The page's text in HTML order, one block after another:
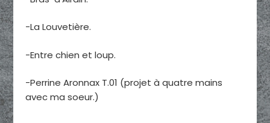
-La Louvetière.
-Entre chien et loup.
-Perrine Aronnax T.01 (projet à quatre mains
avec ma soeur.)